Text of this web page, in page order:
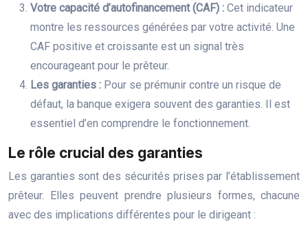
Votre capacité d’autofinancement (CAF) : Cet indicateur
montre les ressources générées par votre activité. Une
CAF positive et croissante est un signal très
encourageant pour le prêteur.
Les garanties : Pour se prémunir contre un risque de
défaut, la banque exigera souvent des garanties. Il est
essentiel d’en comprendre le fonctionnement.
Le rôle crucial des garanties
Les garanties sont des sécurités prises par l’établissement
prêteur. Elles peuvent prendre plusieurs formes, chacune
avec des implications différentes pour le dirigeant :